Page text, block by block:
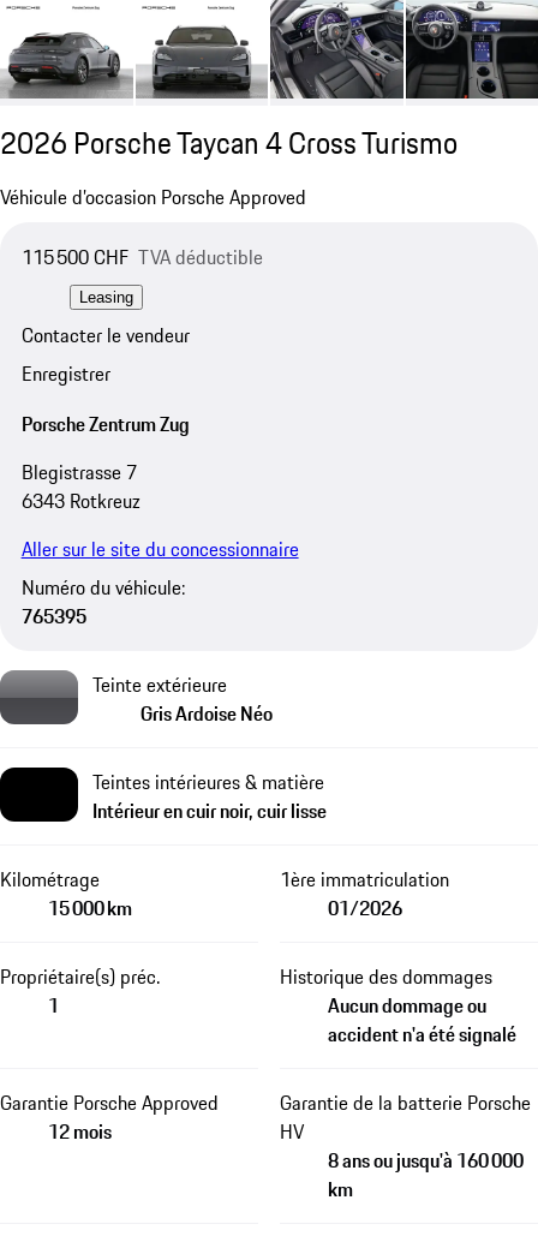
2026 Porsche Taycan 4 Cross Turismo
Véhicule d’occasion Porsche Approved
115 500 CHF TVA déductible
Leasing
Contacter le vendeur
Enregistrer
Porsche Zentrum Zug
Blegistrasse 7
6343 Rotkreuz
Aller sur le site du concessionnaire
Numéro du véhicule:
765395
Teinte extérieure
Gris Ardoise Néo
Teintes intérieures & matière
Intérieur en cuir noir, cuir lisse
Kilométrage
15 000 km
1ère immatriculation
01/2026
Propriétaire(s) préc.
1
Historique des dommages
Aucun dommage ou
accident n'a été signalé
Garantie Porsche Approved
12 mois
Garantie de la batterie Porsche
HV
8 ans ou jusqu'à 160 000
km